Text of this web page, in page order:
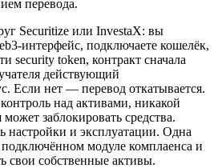
перевода.
Securitize или InvestaX: вы
интерфейс, подключаете кошелёк,
security token, контракт сначала
действующий
Если нет — перевод откатывается.
над активами, никакой
заблокировать средства.
настройки и эксплуатации. Одна
модуле комплаенса и
свои собственные активы.